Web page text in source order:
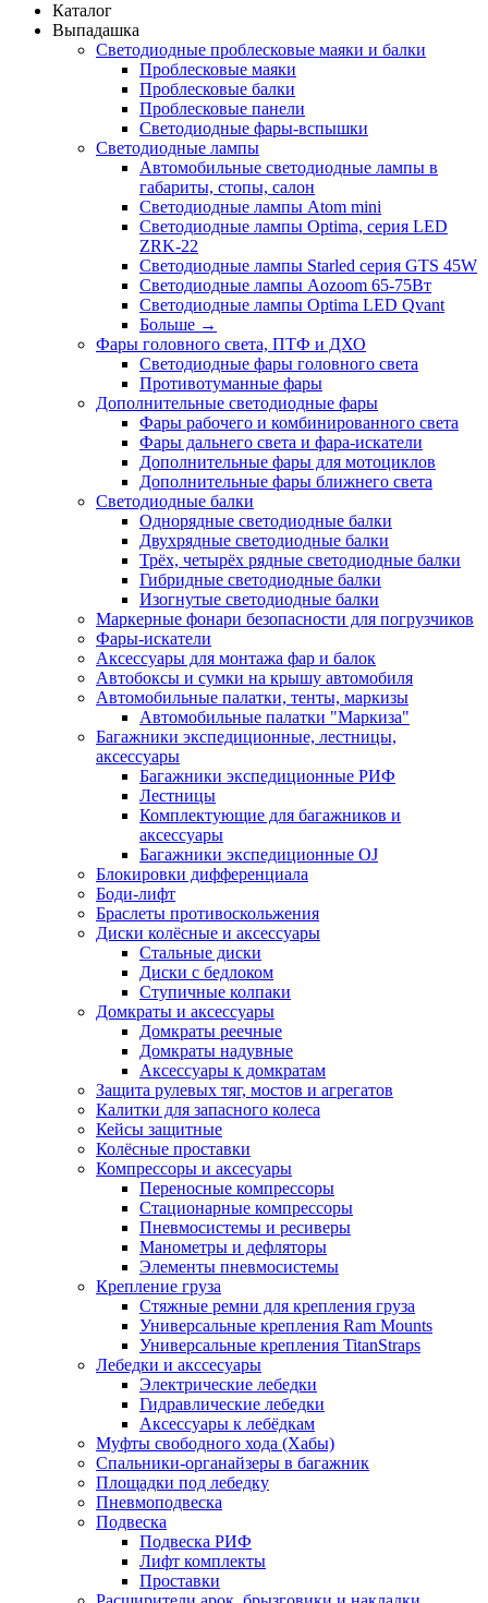
Каталог
Выпадашка
Светодиодные проблесковые маяки и балки
Проблесковые маяки
Проблесковые балки
Проблесковые панели
Светодиодные фары-вспышки
Светодиодные лампы
Автомобильные светодиодные лампы в
габариты, стопы, салон
Светодиодные лампы Atom mini
Светодиодные лампы Optima, серия LED
ZRK-22
Светодиодные лампы Starled серия GTS 45W
Светодиодные лампы Aozoom 65-75Вт
Светодиодные лампы Optima LED Qvant
Больше →
Фары головного света, ПТФ и ДХО
Светодиодные фары головного света
Противотуманные фары
Дополнительные светодиодные фары
Фары рабочего и комбинированного света
Фары дальнего света и фара-искатели
Дополнительные фары для мотоциклов
Дополнительные фары ближнего света
Светодиодные балки
Однорядные светодиодные балки
Двухрядные светодиодные балки
Трёх, четырёх рядные светодиодные балки
Гибридные светодиодные балки
Изогнутые светодиодные балки
Маркерные фонари безопасности для погрузчиков
Фары-искатели
Аксессуары для монтажа фар и балок
Автобоксы и сумки на крышу автомобиля
Автомобильные палатки, тенты, маркизы
Автомобильные палатки "Маркиза"
Багажники экспедиционные, лестницы,
аксессуары
Багажники экспедиционные РИФ
Лестницы
Комплектующие для багажников и
аксессуары
Багажники экспедиционные OJ
Блокировки дифференциала
Боди-лифт
Браслеты противоскольжения
Диски колёсные и аксессуары
Стальные диски
Диски с бедлоком
Ступичные колпаки
Домкраты и аксессуары
Домкраты реечные
Домкраты надувные
Аксессуары к домкратам
Защита рулевых тяг, мостов и агрегатов
Калитки для запасного колеса
Кейсы защитные
Колёсные проставки
Компрессоры и аксесуары
Переносные компрессоры
Стационарные компрессоры
Пневмосистемы и ресиверы
Манометры и дефляторы
Элементы пневмосистемы
Крепление груза
Стяжные ремни для крепления груза
Универсальные крепления Ram Mounts
Универсальные крепления TitanStraps
Лебедки и акссесуары
Электрические лебедки
Гидравлические лебедки
Аксессуары к лебёдкам
Муфты свободного хода (Хабы)
Спальники-органайзеры в багажник
Площадки под лебедку
Пневмоподвеска
Подвеска
Подвеска РИФ
Лифт комплекты
Проставки